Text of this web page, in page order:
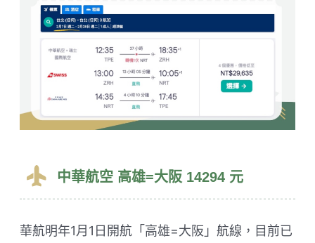
中華航空 高雄=大阪 14294 元
華航明年1月1日開航「高雄=大阪」航線，目前已